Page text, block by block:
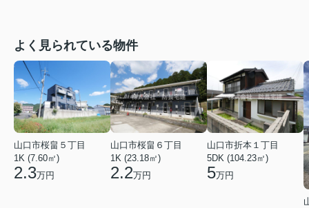
よく見られている物件
山口市桜畠５丁目
1K (7.60㎡)
2.3万円
山口市桜畠６丁目
1K (23.18㎡)
2.2万円
山口市折本１丁目
5DK (104.23㎡)
5万円